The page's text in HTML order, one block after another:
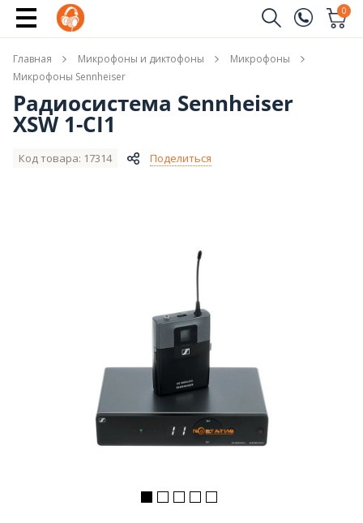
(096)
(044)
0
Имя
Телефон
Главная Микрофоны и диктофоны
Микрофоны
Микрофоны Sennheiser
Радиосистема Sennheiser
XSW 1-CI1
Код товара: 17314 Поделиться
Купить